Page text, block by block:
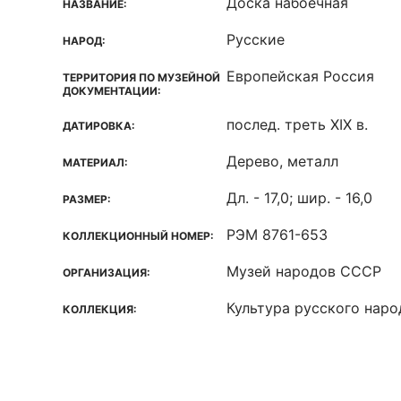
НАЗВАНИЕ:
НАРОД: Русские
ТЕРРИТОРИЯ ПО МУЗЕЙНОЙ
ДОКУМЕНТАЦИИ:
Европейская Россия
ДАТИРОВКА: послед. треть XIX в.
МАТЕРИАЛ: Дерево, металл
РАЗМЕР: Дл. - 17,0; шир. - 16,0
КОЛЛЕКЦИОННЫЙ НОМЕР: РЭМ 8761-653
ОРГАНИЗАЦИЯ: Музей народов СССР
КОЛЛЕКЦИЯ: Культура русского